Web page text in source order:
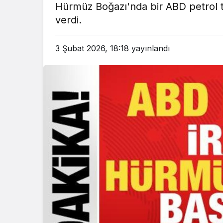
Hürmüz Boğazı'nda bir ABD
verdi.
3 Şubat 2026, 18:18 yayınlandı
3 ay önce
Bakanı, Kahraman Polisleri
Ziyaret Etti
Gündem
Yunanistan’da